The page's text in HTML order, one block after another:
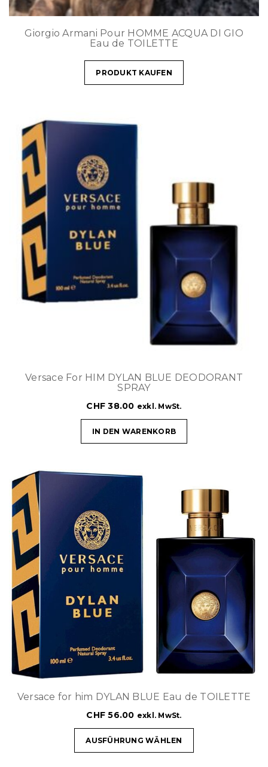
Giorgio Armani Pour HOMME ACQUA DI GIO
Eau de TOILETTE
PRODUKT KAUFEN
Versace For HIM DYLAN BLUE DEODORANT
SPRAY
CHF 38.00 exkl. MwSt.
IN DEN WARENKORB
Versace for him DYLAN BLUE Eau de TOILETTE
CHF 56.00 exkl. MwSt.
AUSFÜHRUNG WÄHLEN